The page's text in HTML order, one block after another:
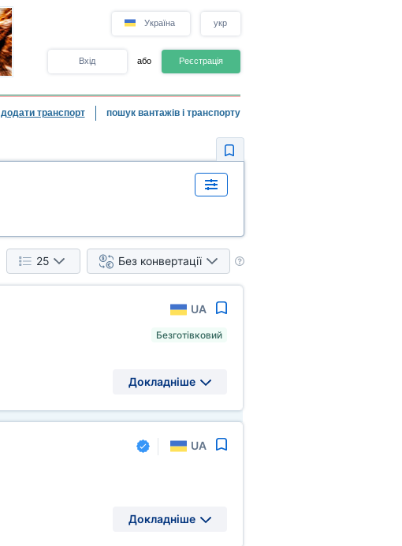
Україна укр
Вхід або Реєстрація
додати транспорт пошук вантажів і транспорту
25 Без конвертації
UA
Безготівковий
Докладніше
UA
Докладніше